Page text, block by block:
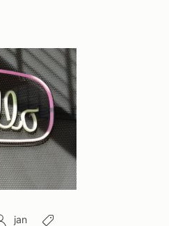
Autor:
jan